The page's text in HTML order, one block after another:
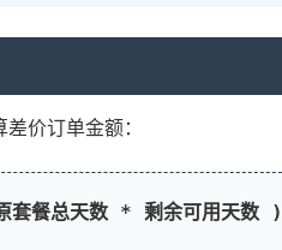
价订单金额：
餐总天数 * 剩余可用天数 )